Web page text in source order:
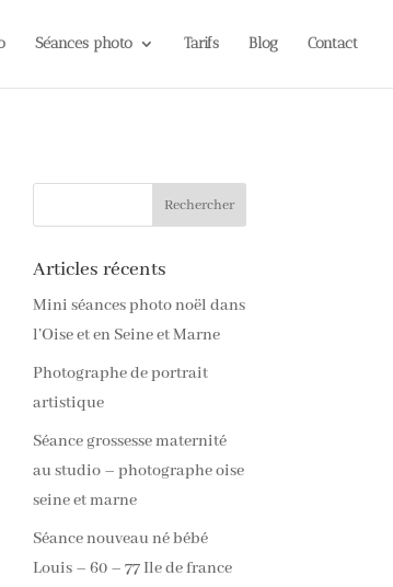
Séances photo Tarifs Blog Contact
Articles récents
Mini séances photo noël dans
l’Oise et en Seine et Marne
Photographe de portrait
artistique
Séance grossesse maternité
au studio – photographe oise
seine et marne
Séance nouveau né bébé
Louis – 60 – 77 Ile de france